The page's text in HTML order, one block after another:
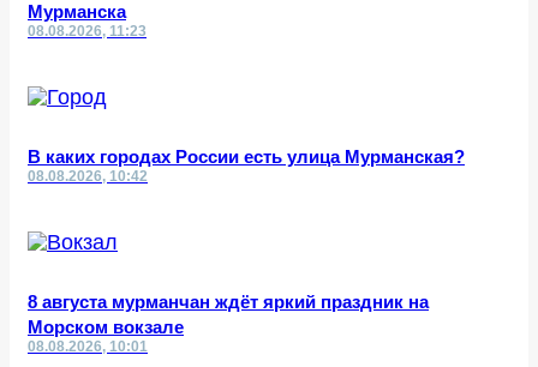
Мурманска
08.08.2026, 11:23
В каких городах России есть улица Мурманская?
08.08.2026, 10:42
8 августа мурманчан ждёт яркий праздник на
Морском вокзале
08.08.2026, 10:01